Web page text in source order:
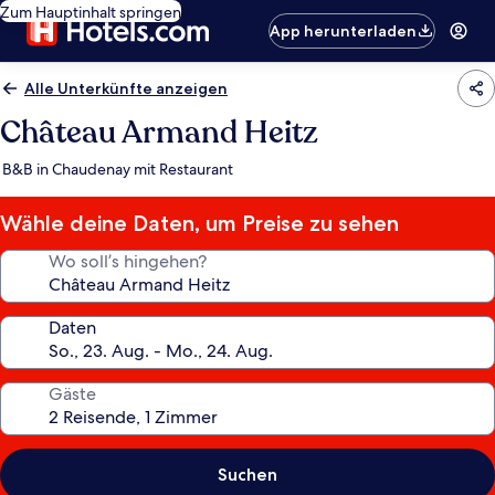
Zum Hauptinhalt springen
App herunterladen
Alle Unterkünfte anzeigen
Château Armand Heitz
B&B in Chaudenay mit Restaurant
Wähle deine Daten, um Preise zu sehen
Wo soll’s hingehen?
Daten
Gäste
Suchen